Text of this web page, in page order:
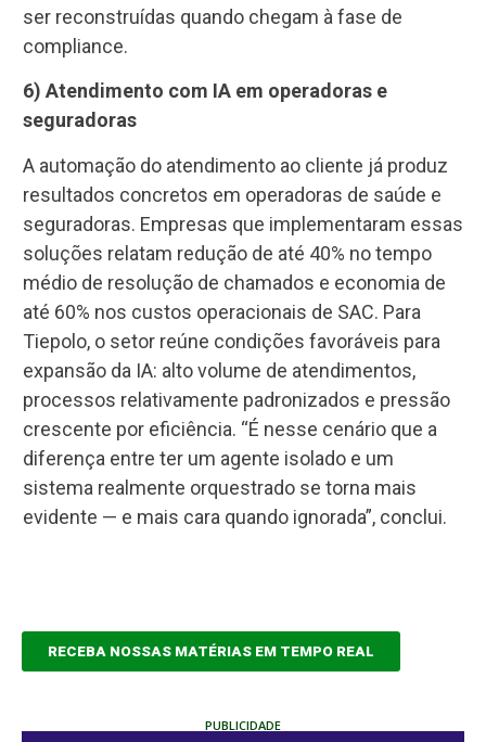
ser reconstruídas quando chegam à fase de
compliance.
6) Atendimento com IA em operadoras e
seguradoras
A automação do atendimento ao cliente já produz
resultados concretos em operadoras de saúde e
seguradoras. Empresas que implementaram essas
soluções relatam redução de até 40% no tempo
médio de resolução de chamados e economia de
até 60% nos custos operacionais de SAC. Para
Tiepolo, o setor reúne condições favoráveis para
expansão da IA: alto volume de atendimentos,
processos relativamente padronizados e pressão
crescente por eficiência. “É nesse cenário que a
diferença entre ter um agente isolado e um
sistema realmente orquestrado se torna mais
evidente — e mais cara quando ignorada”, conclui.
RECEBA NOSSAS MATÉRIAS EM TEMPO REAL
PUBLICIDADE